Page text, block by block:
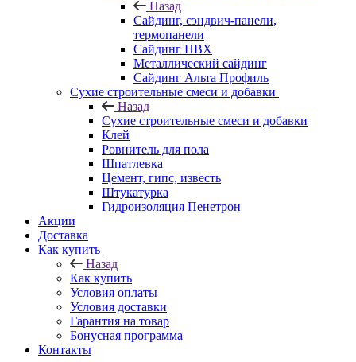
Назад
Cайдинг, сэндвич-панели,
термопанели
Сайдинг ПВХ
Металлический сайдинг
Сайдинг Альта Профиль
Сухие строительные смеси и добавки
Назад
Сухие строительные смеси и добавки
Клей
Ровнитель для пола
Шпатлевка
Цемент, гипс, известь
Штукатурка
Гидроизоляция Пенетрон
Акции
Доставка
Как купить
Назад
Как купить
Условия оплаты
Условия доставки
Гарантия на товар
Бонусная программа
Контакты